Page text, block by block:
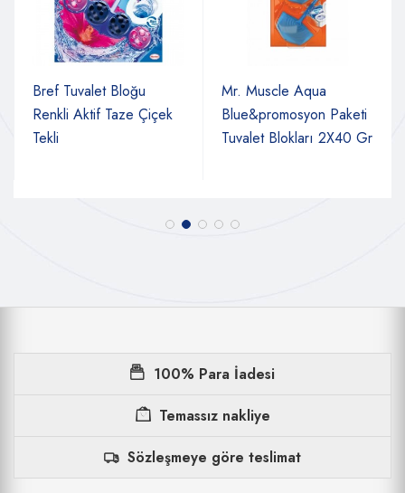
Bref Tuvalet Bloğu
Renkli Aktif Taze Çiçek
Tekli
Mr. Muscle Aqua
Blue&promosyon Paketi
Tuvalet Blokları 2X40 Gr
100% Para İadesi
Temassız nakliye
Sözleşmeye göre teslimat